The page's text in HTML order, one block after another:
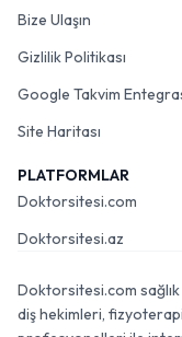
Bize Ulaşın
Gizlilik Politikası
Google Takvim
Site Haritası
PLATFORMLAR
Doktorsitesi.com
Doktorsitesi.az
Doktorsitesi.com
diş hekimleri,